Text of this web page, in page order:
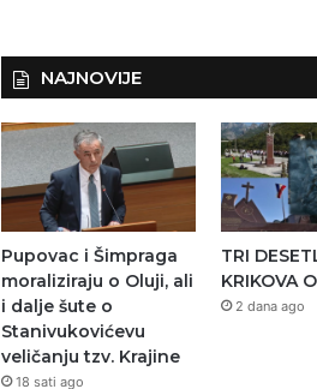
NAJNOVIJE
Pupovac i Šimpraga
moraliziraju o Oluji, ali
i dalje šute o
Stanivukovićevu
veličanju tzv. Krajine
18 sati ago
TRI
KRIKOVA
2 dana ago